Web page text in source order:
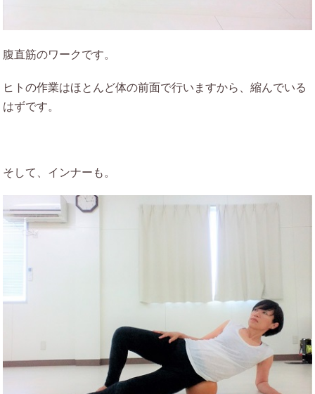
腹直筋のワークです。
ヒトの作業はほとんど体の前面で行いますから、縮んでいる
はずです。
そして、インナーも。